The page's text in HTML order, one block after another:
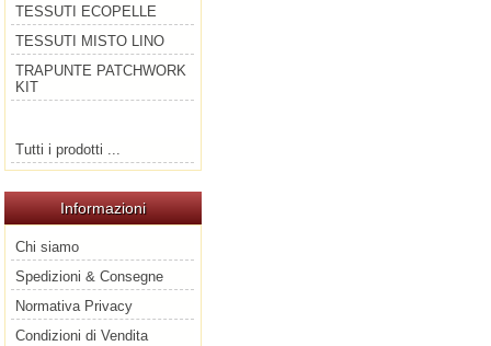
TESSUTI ECOPELLE
TESSUTI MISTO LINO
TRAPUNTE PATCHWORK
KIT
Tutti i prodotti ...
Informazioni
Chi siamo
Spedizioni & Consegne
Normativa Privacy
Condizioni di Vendita